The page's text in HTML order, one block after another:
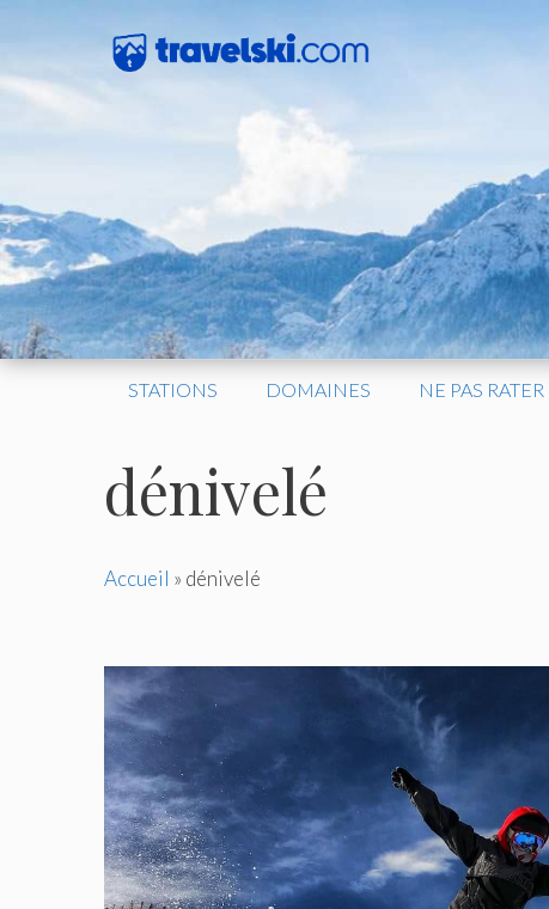
contenu
STATIONS DOMAINES NE PAS RATER
dénivelé
Accueil » dénivelé